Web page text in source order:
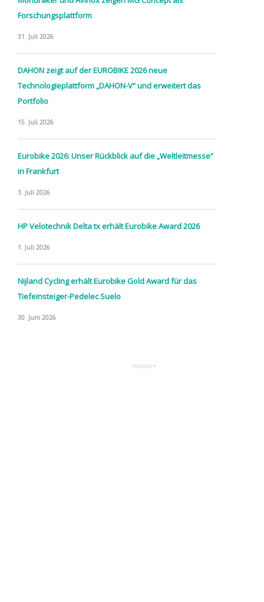
Forschungsplattform
31. Juli 2026
DAHON zeigt auf der EUROBIKE 2026 neue
Technologieplattform „DAHON-V“ und erweitert das
Portfolio
15. Juli 2026
Eurobike 2026: Unser Rückblick auf die „Weltleitmesse“
in Frankfurt
3. Juli 2026
HP Velotechnik Delta tx erhält Eurobike Award 2026
1. Juli 2026
Nijland Cycling erhält Eurobike Gold Award für das
Tiefeinsteiger-Pedelec Suelo
30. Juni 2026